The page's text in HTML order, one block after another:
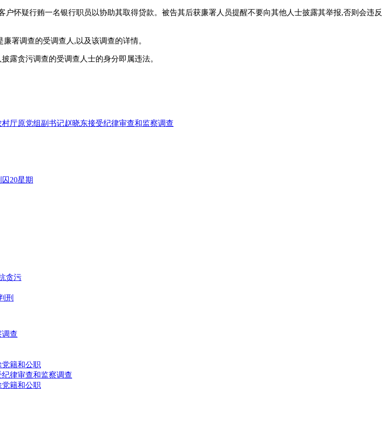
怀疑行贿一名银行职员以协助其取得贷款。被告其后获廉署人员提醒不要向其他人士披露其举报,否则会违反
署调查的受调查人,以及该调查的详情。
露贪污调查的受调查人士的身分即属违法。
厅原党组副书记赵晓东接受纪律审查和监察调查
20星期
贪污
刑
查
籍和公职
律审查和监察调查
籍和公职